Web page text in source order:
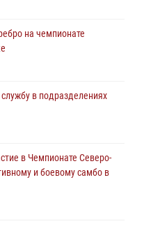
на чемпионате
в подразделениях
в Чемпионате Северо-
и боевому самбо в